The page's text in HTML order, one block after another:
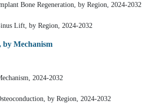
Bone Regeneration, by Region, 2024-2032
Lift, by Region, 2024-2032
Mechanism
2024-2032
by Region, 2024-2032